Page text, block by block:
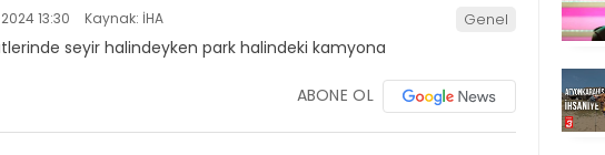
13:30 Kaynak: İHA Genel
ABONE OL